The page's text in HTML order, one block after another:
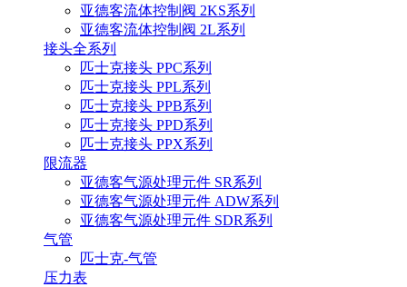
亚德客流体控制阀 2KS系列
亚德客流体控制阀 2L系列
接头全系列
匹士克接头 PPC系列
匹士克接头 PPL系列
匹士克接头 PPB系列
匹士克接头 PPD系列
匹士克接头 PPX系列
限流器
亚德客气源处理元件 SR系列
亚德客气源处理元件 ADW系列
亚德客气源处理元件 SDR系列
气管
匹士克-气管
压力表